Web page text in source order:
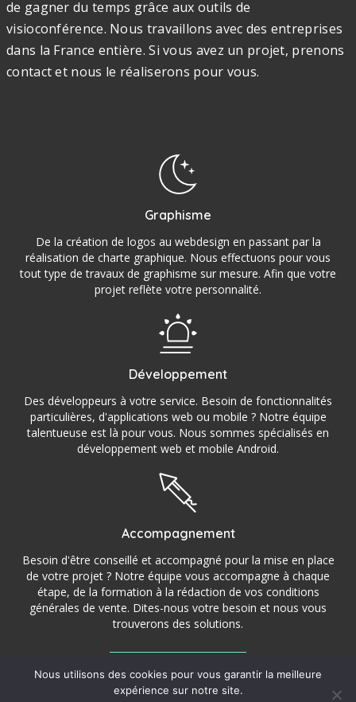
de gagner du temps grâce aux outils de
visioconférence. Nous travaillons avec des entreprises
dans la France entière. Si vous avez un projet, prenons
contact et nous le réaliserons pour vous.
Graphisme
De la création de logos au webdesign en passant par la
réalisation de charte graphique. Nous effectuons pour vous
tout type de travaux de graphisme sur mesure. Afin que votre
projet reflète votre personnalité.
Développement
Des développeurs à votre service. Besoin de fonctionnalités
particulières, d'applications web ou mobile ? Notre équipe
talentueuse est là pour vous. Nous sommes spécialisés en
développement web et mobile Android.
Accompagnement
Besoin d'être conseillé et accompagné pour la mise en place
de votre projet ? Notre équipe vous accompagne à chaque
étape, de la formation à la rédaction de vos conditions
générales de vente. Dites-nous votre besoin et nous vous
trouverons des solutions.
©2016 – 2022 StoryCom – Agence de communication,
Nous utilisons des cookies pour vous garantir la meilleure
expérience sur notre site.